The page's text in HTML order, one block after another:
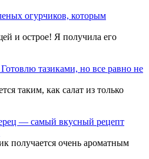
огурчиков, которым
и острое! Я получила его
тазиками, но все равно не
таким, как салат из только
— самый вкусный рецепт
получается очень ароматным